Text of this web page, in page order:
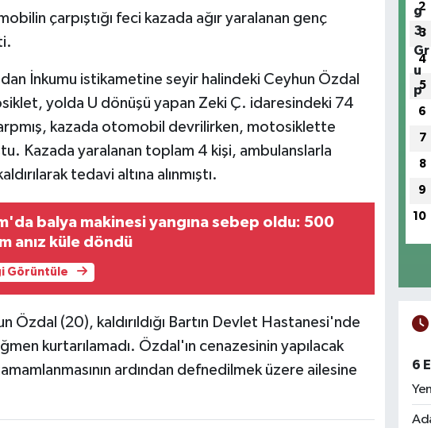
çarpıştığı feci kazada ağır yaralanan genç
İnkumu istikametine seyir halindeki Ceyhun Özdal
yolda U dönüşü yapan Zeki Ç. idaresindeki 74
kazada otomobil devrilirken, motosiklette
Kazada yaralanan toplam 4 kişi, ambulanslarla
tedavi altına alınmıştı.
balya makinesi yangına sebep oldu: 500
anız küle döndü
Görüntüle
Özdal (20), kaldırıldığı Bartın Devlet Hastanesi'nde
kurtarılamadı. Özdal'ın cenazesinin yapılacak
ardından defnedilmek üzere ailesine
2
3
4
5
6
7
8
9
10
6